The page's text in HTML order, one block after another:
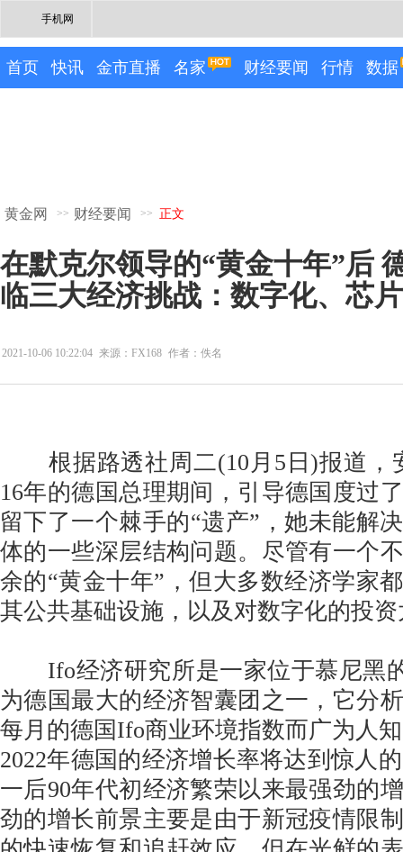
手机网
首页 快讯 金市直播 名家 财经要闻 行情 数据
黄金网 >> 财经要闻 >> 正文
在默克尔领导的“黄金十年”后
临三大经济挑战：数字化、芯
2021-10-06 10:22:04 来源：FX168 作者：佚名
根据路透社周二(10月5日)报道，
16年的德国总理期间，引导德国度过
留下了一个棘手的“遗产”，她未能解
体的一些深层结构问题。尽管有一个
余的“黄金十年”，但大多数经济学家
其公共基础设施，以及对数字化的投
Ifo经济研究所是一家位于慕尼黑
为德国最大的经济智囊团之一，它分
每月的德国Ifo商业环境指数而广为人
2022年德国的经济增长率将达到惊人
一后90年代初经济繁荣以来最强劲的
劲的增长前景主要是由于新冠疫情限